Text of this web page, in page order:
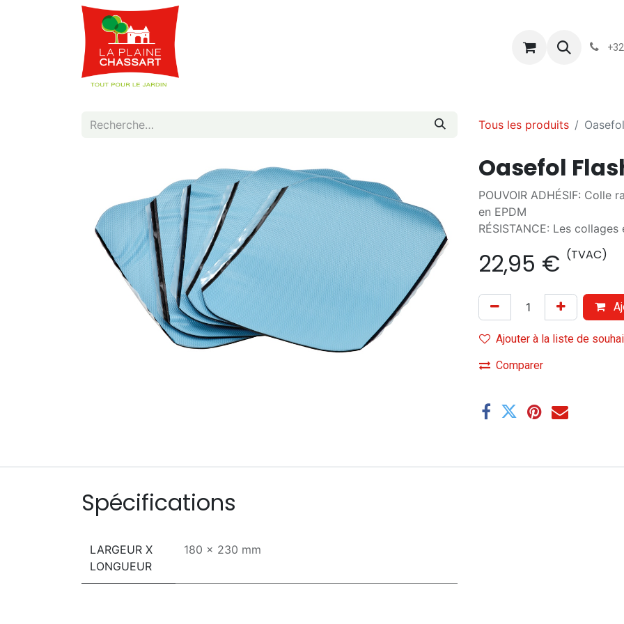
Conditions-
Tous les produits
Oasefol
POUVOIR ADHÉSIF:
en EPDM
RÉSISTANCE​​: Les
22,95 € (TVAC)
Ajouter à la liste de
Comparer
Spécifications
LARGEUR X
LONGUEUR
180 x 230 mm